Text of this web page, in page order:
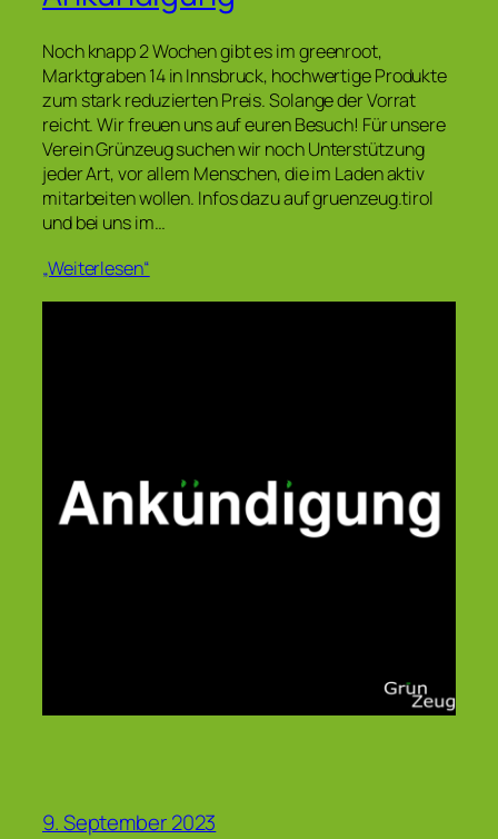
Noch knapp 2 Wochen gibt es im greenroot,
Marktgraben 14 in Innsbruck, hochwertige Produkte
zum stark reduzierten Preis. Solange der Vorrat
reicht. Wir freuen uns auf euren Besuch! Für unsere
Verein Grünzeug suchen wir noch Unterstützung
jeder Art, vor allem Menschen, die im Laden aktiv
mitarbeiten wollen. Infos dazu auf gruenzeug.tirol
und bei uns im…
„Weiterlesen“
9. September 2023